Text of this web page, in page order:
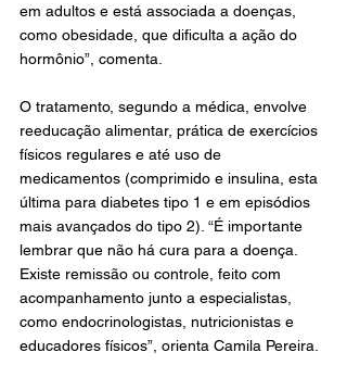
em adultos e está associada a doenças,
como obesidade, que dificulta a ação do
hormônio”, comenta.
O tratamento, segundo a médica, envolve
reeducação alimentar, prática de exercícios
físicos regulares e até uso de
medicamentos (comprimido e insulina, esta
última para diabetes tipo 1 e em episódios
mais avançados do tipo 2). “É importante
lembrar que não há cura para a doença.
Existe remissão ou controle, feito com
acompanhamento junto a especialistas,
como endocrinologistas, nutricionistas e
educadores físicos”, orienta Camila Pereira.